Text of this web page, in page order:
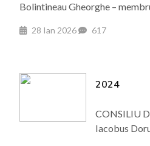
Bolintineau Gheorghe –
28 Ian 2026 617
2024
CONSILIU
Iacobus